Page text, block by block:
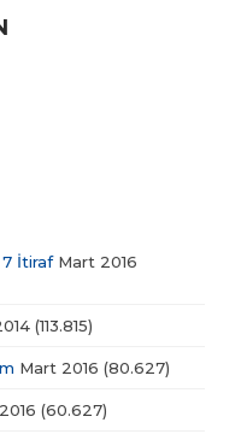
İtirafMart 2016
(113.815)
Mart 2016 (80.627)
(60.627)